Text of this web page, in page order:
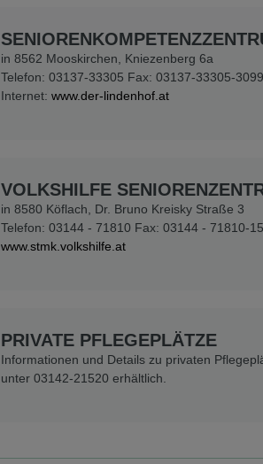
in 8562 Mooskirchen, Kniezenberg 6a
Telefon: 03137-33305 Fax: 03137-33305-3099
Internet: www.der-lindenhof.at
VOLKSHILFE
in 8580 Köflach, Dr. Bruno Kreisky Straße 3
Telefon: 03144 - 71810 Fax: 03144 - 71810-
www.stmk.volkshilfe.at
PRIVATE PFLEGEPLÄTZE
Informationen und Details zu privaten
unter 03142-21520 erhältlich.